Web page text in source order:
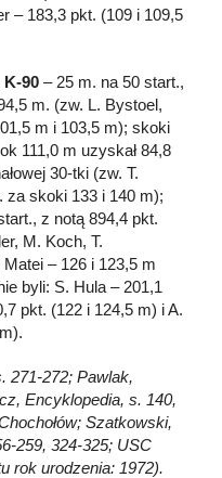
– 183,3 pkt. (109 i 109,5
K-90 – 25 m. na 50 start.,
m. (zw. L. Bystoel,
m i 103,5 m); skoki
111,0 m uzyskał 84,8
30-tki (zw. T.
za skoki 133 i 140 m);
z notą 894,4 pkt.
M. Koch, T.
– 126 i 123,5 m
byli: S. Hula – 201,1
pkt. (122 i 124,5 m) i A.
271-272; Pawlak,
Encyklopedia, s. 140,
Szatkowski,
259, 324-325; USC
rok urodzenia: 1972).